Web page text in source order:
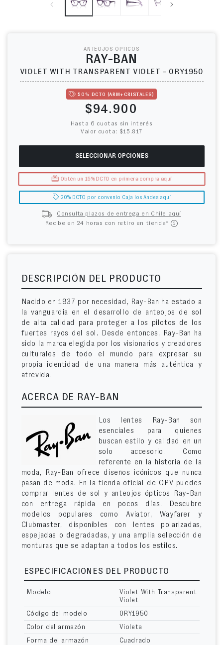
ANTEOJOS ÓPTICOS
RAY-BAN
VIOLET WITH TRANSPARENT VIOLET - 0RY1950
50% DCTO (ARM+CRISTALES)
Precio habitual
$94.900
Hasta 6 cuotas sin interés
Valor cuota: $15.817
SELECCIONAR OPCIONES
Obtén un 15% DCTO en primera compra aquí
20% DCTO por convenio Caja los Andes aquí
Consulta plazos de entrega en Chile aquí
Recibe en 24 horas con retiro en tienda*
DESCRIPCIÓN DEL PRODUCTO
Nacido en 1937 por necesidad, Ray-Ban ha estado a
la vanguardia en el desarrollo de anteojos de sol
de alta calidad para proteger a los pilotos de los
fuertes rayos del sol. Desde entonces, Ray-Ban ha
sido la marca elegida por los visionarios y creadores
culturales de todo el mundo para expresar su
propia identidad de una manera más auténtica y
atrevida.
ACERCA DE RAY-BAN
Los lentes Ray-Ban son
esenciales para quienes
buscan estilo y calidad en un
solo accesorio. Como
referente en la historia de la
moda, Ray-Ban ofrece diseños icónicos que nunca
pasan de moda. En la tienda oficial de OPV puedes
comprar lentes de sol y anteojos ópticos Ray-Ban
con entrega rápida en pocos días. Descubre
modelos populares como Aviator, Wayfarer y
Clubmaster, disponibles con lentes polarizadas,
espejadas o degradadas, y una amplia selección de
monturas que se adaptan a todos los estilos.
ESPECIFICACIONES DEL PRODUCTO
Modelo
Violet With Transparent
Violet
Código del modelo
0RY1950
Color del armazón
Violeta
Forma del armazón
Cuadrado